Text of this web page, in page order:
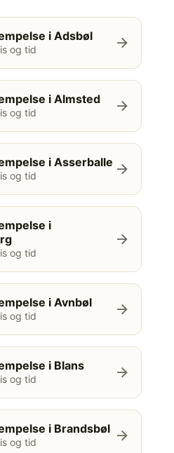
i Adsbøl
og tid arrow_forward
i Almsted
og tid arrow_forward
i Asserballe
og tid arrow_forward
i
og tid
arrow_forward
i Avnbøl
og tid arrow_forward
i Blans
og tid arrow_forward
i Brandsbøl
og tid arrow_forward